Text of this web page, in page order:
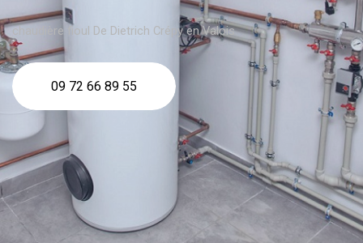
chaudière fioul De Dietrich Crépy en Valois
09 72 66 89 55